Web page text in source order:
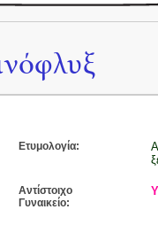
Ετυμολογία:
Αντίστοιχο
Γυναικείο: